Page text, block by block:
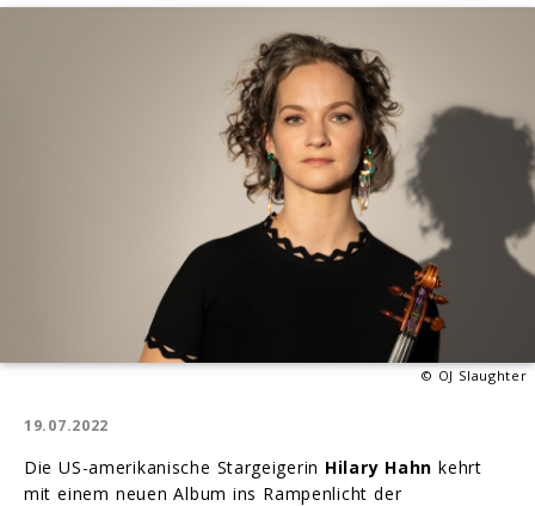
© OJ Slaughter
19.07.2022
Die US-amerikanische Stargeigerin Hilary Hahn kehrt
mit einem neuen Album ins Rampenlicht der